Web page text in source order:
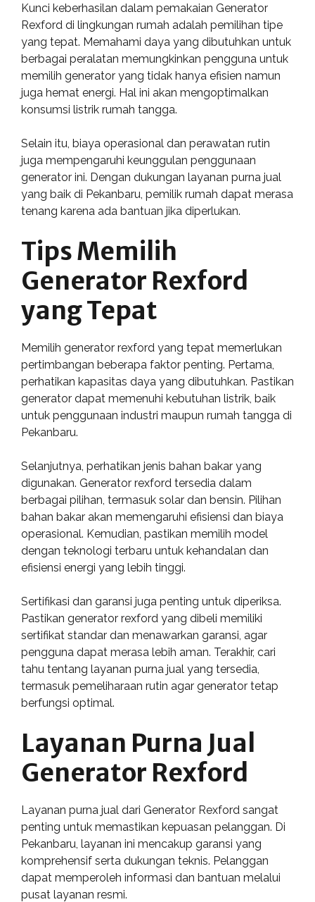
Kunci keberhasilan dalam pemakaian Generator
Rexford di lingkungan rumah adalah pemilihan tipe
yang tepat. Memahami daya yang dibutuhkan untuk
berbagai peralatan memungkinkan pengguna untuk
memilih generator yang tidak hanya efisien namun
juga hemat energi. Hal ini akan mengoptimalkan
konsumsi listrik rumah tangga.
Selain itu, biaya operasional dan perawatan rutin
juga mempengaruhi keunggulan penggunaan
generator ini. Dengan dukungan layanan purna jual
yang baik di Pekanbaru, pemilik rumah dapat merasa
tenang karena ada bantuan jika diperlukan.
Tips Memilih
Generator Rexford
yang Tepat
Memilih generator rexford yang tepat memerlukan
pertimbangan beberapa faktor penting. Pertama,
perhatikan kapasitas daya yang dibutuhkan. Pastikan
generator dapat memenuhi kebutuhan listrik, baik
untuk penggunaan industri maupun rumah tangga di
Pekanbaru.
Selanjutnya, perhatikan jenis bahan bakar yang
digunakan. Generator rexford tersedia dalam
berbagai pilihan, termasuk solar dan bensin. Pilihan
bahan bakar akan memengaruhi efisiensi dan biaya
operasional. Kemudian, pastikan memilih model
dengan teknologi terbaru untuk kehandalan dan
efisiensi energi yang lebih tinggi.
Sertifikasi dan garansi juga penting untuk diperiksa.
Pastikan generator rexford yang dibeli memiliki
sertifikat standar dan menawarkan garansi, agar
pengguna dapat merasa lebih aman. Terakhir, cari
tahu tentang layanan purna jual yang tersedia,
termasuk pemeliharaan rutin agar generator tetap
berfungsi optimal.
Layanan Purna Jual
Generator Rexford
Layanan purna jual dari Generator Rexford sangat
penting untuk memastikan kepuasan pelanggan. Di
Pekanbaru, layanan ini mencakup garansi yang
komprehensif serta dukungan teknis. Pelanggan
dapat memperoleh informasi dan bantuan melalui
pusat layanan resmi.